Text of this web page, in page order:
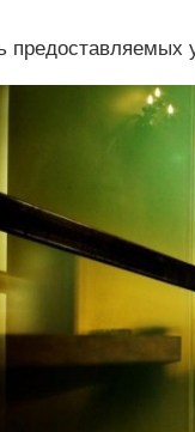
предоставляемых